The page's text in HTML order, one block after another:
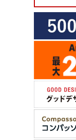
ためのアジャスターが装備